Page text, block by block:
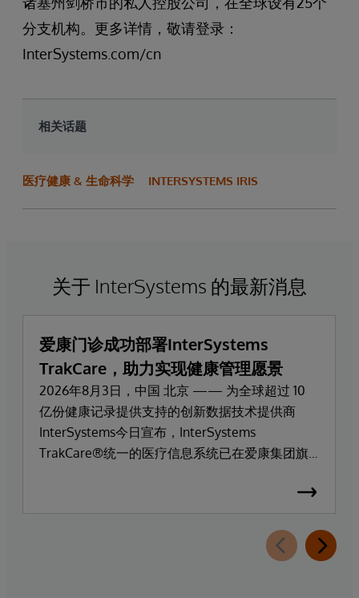
分支机构。更多详情，敬请登录：
InterSystems.com/cn
相关话题
医疗健康 & 生命科学 INTERSYSTEMS IRIS
关于 InterSystems 的最新消息
爱康门诊成功部署InterSystems
TrakCare，助力实现健康管理愿景
2026年8月3日，中国 北京 —— 为全球超过 10
亿份健康记录提供支持的创新数据技术提供商
InterSystems今日宣布，InterSystems
TrakCare®统一的医疗信息系统已在爱康集团旗